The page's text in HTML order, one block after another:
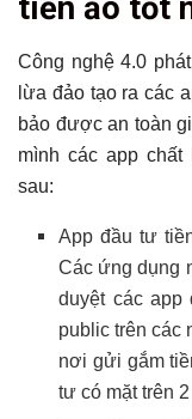
tiền ảo tốt
Công nghệ 4.0
lừa đảo tạo ra các
bảo được an toàn
mình các app
sau:
App đầu tư
Các ứng dụng
duyệt các
public trên các
nơi gửi gắm
tư có mặt trên